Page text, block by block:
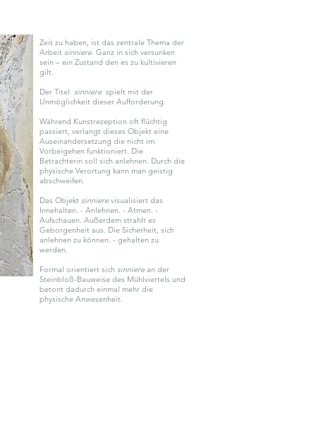
Zeit zu haben, ist das zentrale Thema der
Arbeit sinniere. Ganz in sich versunken
sein – ein Zustand den es zu kultivieren
gilt.
Der Titel sinnierespielt mit der
Unmöglichkeit dieser Aufforderung.
Während Kunstrezeption oft flüchtig
passiert, verlangt dieses Objekt eine
Auseinandersetzung die nicht im
Vorbeigehen funktioniert. Die
Betrachterin soll sich anlehnen. Durch die
physische Verortung kann man geistig
abschweifen.
Das Objekt sinnierevisualisiert das
Innehalten. - Anlehnen. - Atmen. -
Aufschauen. Außerdem strahlt es
Geborgenheit aus. Die Sicherheit, sich
anlehnen zu können. - gehalten zu
werden.
Formal orientiert sich sinnierean der
Steinbloß-Bauweise des Mühlviertels und
betont dadurch einmal mehr die
physische Anwesenheit.